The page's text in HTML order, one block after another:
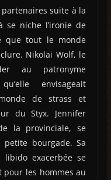
suite à la
se niche l’ironie de
que tout le monde
Nikolai Wolf, le
au patronyme
envisageait
de strass et
du Styx. Jennifer
la provinciale, se
bourgade. Sa
exacerbée se
pour les hommes au